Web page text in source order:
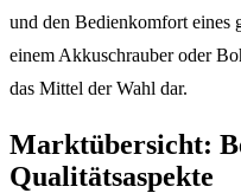
und den Bedienkomfort
einem Akkuschrauber oder
das Mittel der Wahl dar.
Marktübersicht:
Qualitätsaspekte